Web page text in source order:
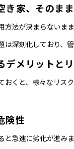
き家、そのま
法が決まらないま
は深刻化しており、
デメリットと
くと、様々なリスク
険性
急速に劣化が進みま